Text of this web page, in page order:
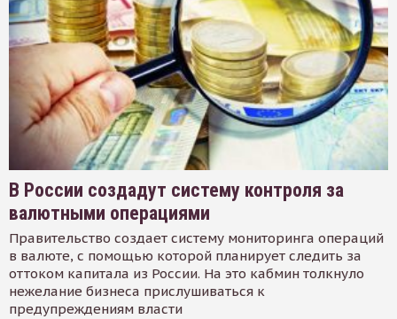
В России создадут систему контроля за
валютными операциями
Правительство создает систему мониторинга операций
в валюте, с помощью которой планирует следить за
оттоком капитала из России. На это кабмин толкнуло
нежелание бизнеса прислушиваться к
предупреждениям власти